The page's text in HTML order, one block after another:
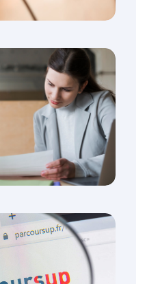
Parcoursup
vraiment